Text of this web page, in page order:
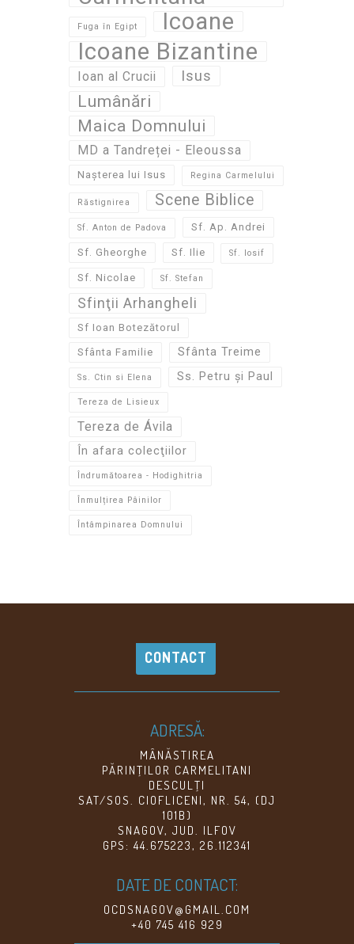
Fuga în Egipt
Icoane
Icoane Bizantine
Ioan al Crucii Isus
Lumânări
Maica Domnului
MD a Tandreței - Eleoussa
Nașterea lui Isus Regina Carmelului
Răstignirea Scene Biblice
Sf. Anton de Padova Sf. Ap. Andrei
Sf. Gheorghe Sf. Ilie Sf. Iosif
Sf. Nicolae Sf. Stefan
Sfinţii Arhangheli
Sf Ioan Botezătorul
Sfânta Familie Sfânta Treime
Ss. Ctin si Elena Ss. Petru și Paul
Tereza de Lisieux
Tereza de Ávila
În afara colecţiilor
Îndrumătoarea - Hodighitria
Înmulțirea Pâinilor
Întâmpinarea Domnului
CONTACT
ADRESĂ:
MÂNĂSTIREA
PĂRINŢILOR CARMELITANI
DESCULŢI
SAT/SOS. CIOFLICENI, NR. 54, (DJ
101B)
SNAGOV, JUD. ILFOV
GPS: 44.675223, 26.112341
DATE DE CONTACT:
OCDSNAGOV@GMAIL.COM
+40 745 416 929